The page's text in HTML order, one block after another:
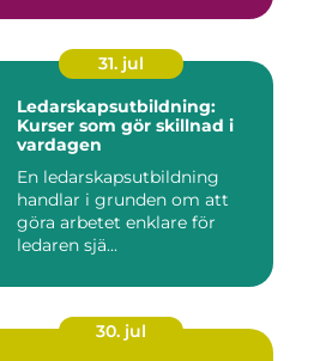
31. jul
Ledarskapsutbildning:
Kurser som gör skillnad i
vardagen
En ledarskapsutbildning
handlar i grunden om att
göra arbetet enklare för
ledaren sjä...
30. jul